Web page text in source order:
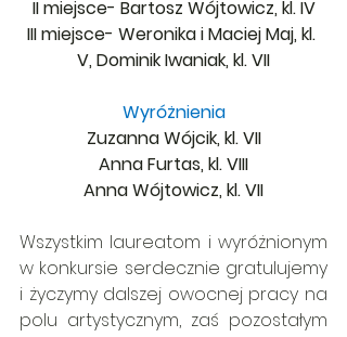
II miejsce- Bartosz Wójtowicz, kl. IV
III miejsce- Weronika i Maciej Maj, kl.
V, Dominik Iwaniak, kl. VII
Wyróżnienia
Zuzanna Wójcik, kl. VII
Anna Furtas, kl. VIII
Anna Wójtowicz, kl. VII
Wszystkim laureatom i wyróżnionym
w konkursie serdecznie gratulujemy
i życzymy dalszej owocnej pracy na
polu artystycznym, zaś pozostałym